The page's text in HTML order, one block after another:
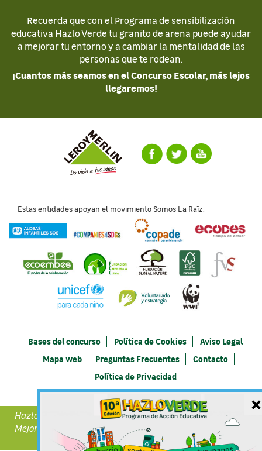
×
Recuerda que con el Programa de sensibilización
educativa Hazlo Verde tu granito de arena puede ayudar
a mejorar tu entorno y a cambiar la mentalidad de las
personas que te rodean.
¡Cuantos más seamos en el Concurso Escolar, más lejos
llegaremos!
Estas entidades apoyan el movimiento Somos La Raíz:
Bases del concurso Política de Cookies
Aviso Legal
Mapa web
Preguntas Frecuentes
Contacto
Política de Privacidad
Hazlo Verde forma parte de Demos Vida a un Hábitat
Mejor de Leroy Merlin
@ LEROY MERLIN 2018